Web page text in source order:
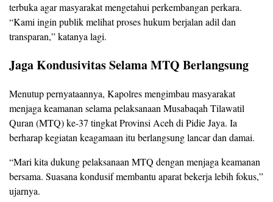
terbuka agar masyarakat mengetahui perkembangan perkara.
“Kami ingin publik melihat proses hukum berjalan adil dan
transparan,” katanya lagi.
Jaga Kondusivitas Selama MTQ Berlangsung
Menutup pernyataannya, Kapolres mengimbau masyarakat
menjaga keamanan selama pelaksanaan Musabaqah Tilawatil
Quran (MTQ) ke-37 tingkat Provinsi Aceh di Pidie Jaya. Ia
berharap kegiatan keagamaan itu berlangsung lancar dan damai.
“Mari kita dukung pelaksanaan MTQ dengan menjaga keamanan
bersama. Suasana kondusif membantu aparat bekerja lebih fokus,”
ujarnya.